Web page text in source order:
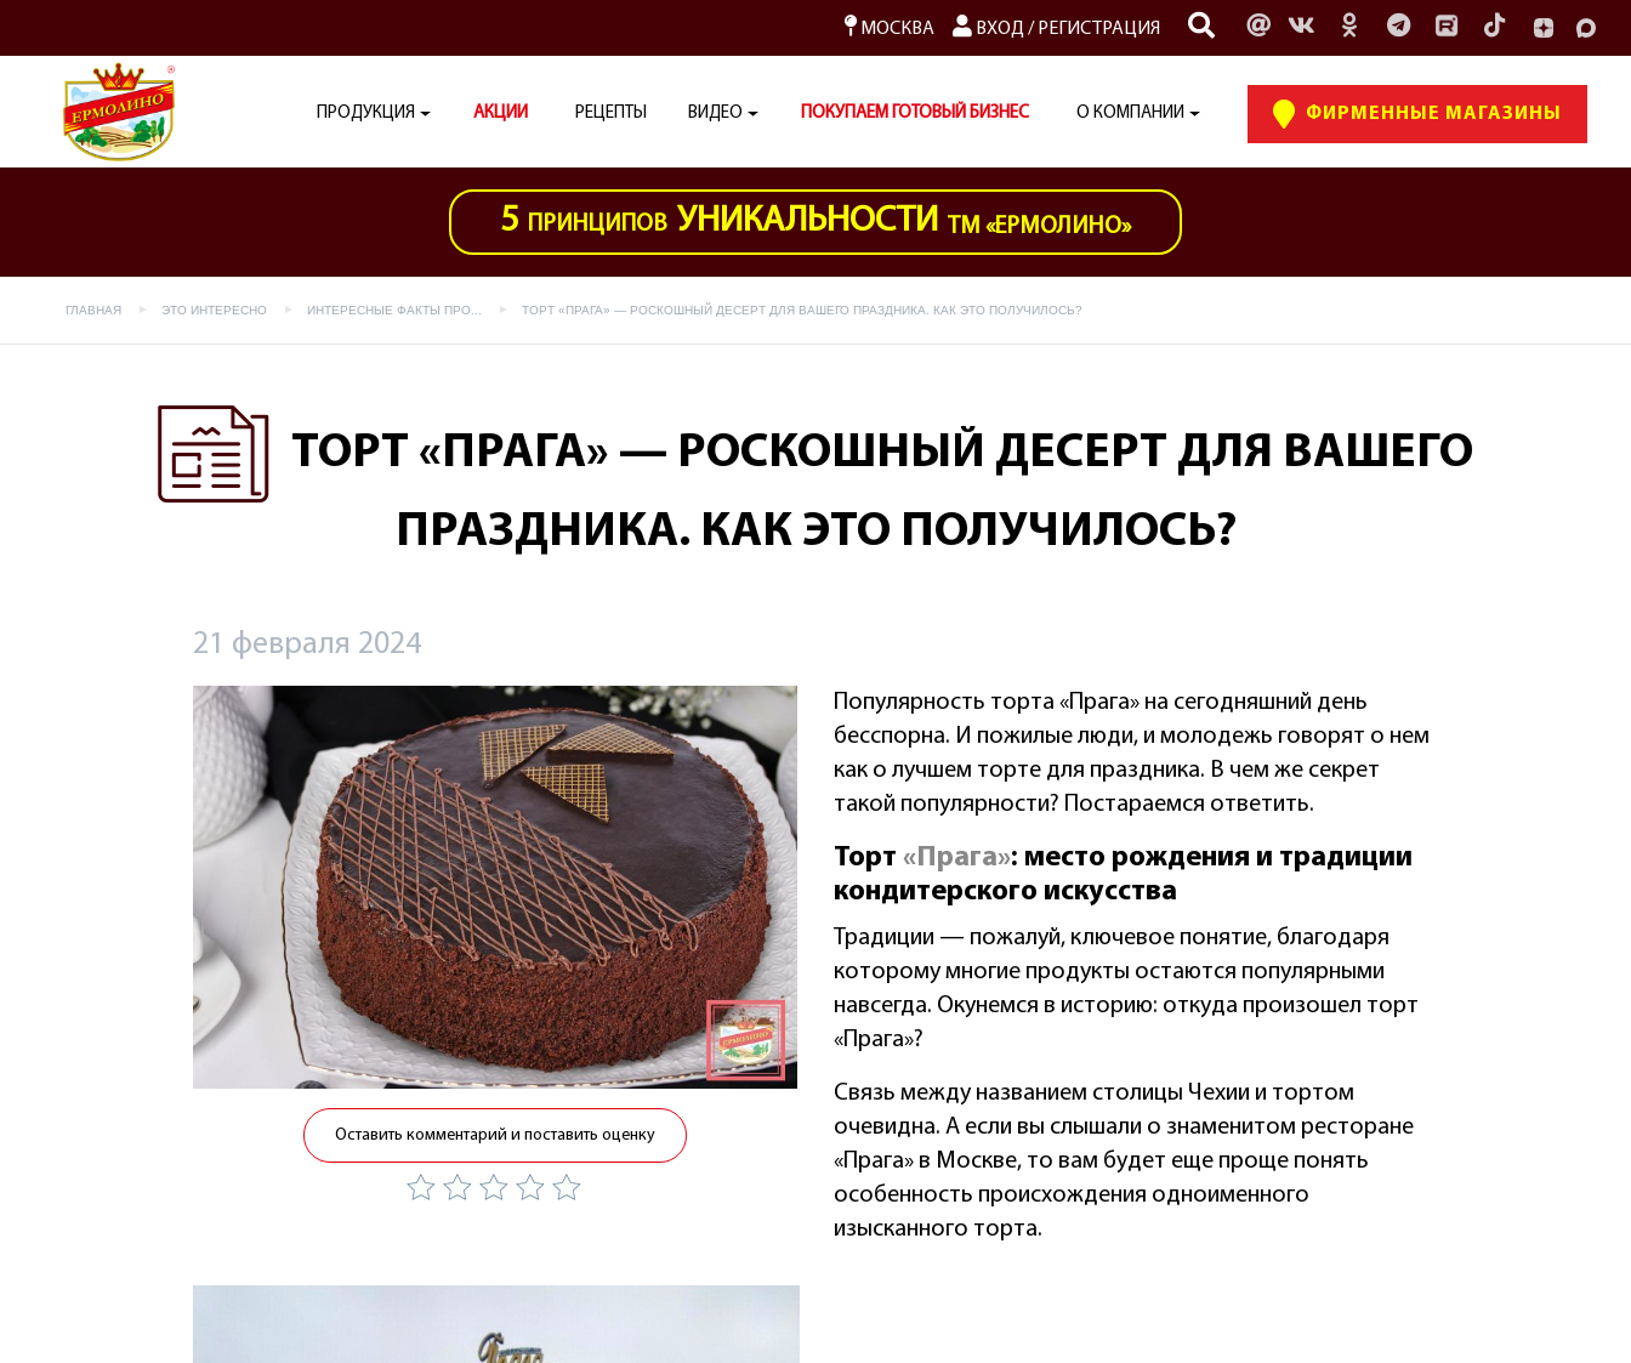
МОСКВА ВХОД/ РЕГИСТРАЦИЯ
ПРОДУКЦИЯ АКЦИИ РЕЦЕПТЫ ВИДЕО ПОКУПАЕМ ГОТОВЫЙ БИЗНЕС О КОМПАНИИ ФИРМЕННЫЕ МАГАЗИНЫ
5 ПРИНЦИПОВ УНИКАЛЬНОСТИ ТМ «ЕРМОЛИНО»
ГЛАВНАЯ ЭТО ИНТЕРЕСНО ИНТЕРЕСНЫЕ ФАКТЫ ПРО... ТОРТ «ПРАГА» — РОСКОШНЫЙ ДЕСЕРТ ДЛЯ ВАШЕГО ПРАЗДНИКА. КАК ЭТО ПОЛУЧИЛОСЬ?
ТОРТ «ПРАГА» — РОСКОШНЫЙ ДЕСЕРТ ДЛЯ ВАШЕГО
ПРАЗДНИКА. КАК ЭТО ПОЛУЧИЛОСЬ?
21 февраля 2024
Оставить комментарий и поставить оценку
Популярность торта «Прага» на сегодняшний день
бесспорна. И пожилые люди, и молодежь говорят о нем
как о лучшем торте для праздника. В чем же секрет
такой популярности? Постараемся ответить.
Торт «Прага»: место рождения и традиции
кондитерского искусства
Традиции — пожалуй, ключевое понятие, благодаря
которому многие продукты остаются популярными
навсегда. Окунемся в историю: откуда произошел торт
«Прага»?
Связь между названием столицы Чехии и тортом
очевидна. А если вы слышали о знаменитом ресторане
«Прага» в Москве, то вам будет еще проще понять
особенность происхождения одноименного
изысканного торта.